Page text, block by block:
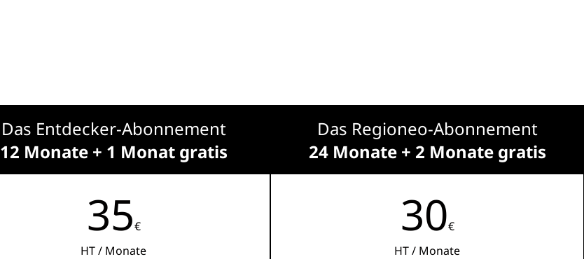
Das Entdecker-Abonnement
12 Monate + 1 Monat gratis
35€
HT / Monate
Das Regioneo-Abonnement
24 Monate + 2 Monate gratis
30€
HT / Monate